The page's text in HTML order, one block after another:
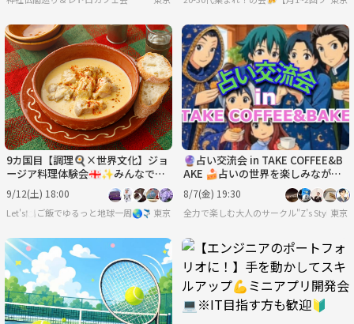
9カ国目【調理🍳×世界文化】ジョ
ージア料理体験会🇬🇪✨みんなで作
って食べて交流！初参加・一人参加
大歓迎
9/12(土) 18:00
Let's🍽️ご飯でゆるっと地球一周🌏✈️ 東京
🔮占い交流会 in TAKE COFFEE&B
AKE 🍰占いの世界を楽しみなが
ら、新しい出会いを見つけよう！
☕
8/7(金) 19:30
全力で楽しむ大人のサークル"Z’s Style"東京